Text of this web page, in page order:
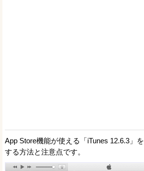
App Store機能が使える「iTunes 12.6.3」
する方法と注意点です。